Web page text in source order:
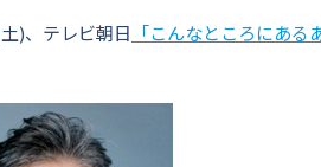
)、テレビ朝日 「こんなところにあ